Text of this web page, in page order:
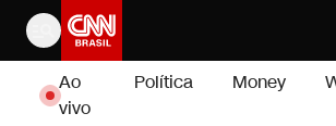
Pular para o conteúdo
Ao
vivo
Política Money